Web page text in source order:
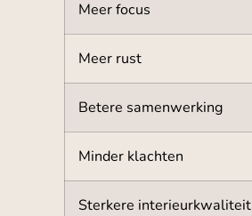
Meer focus
Meer rust
Betere samenwerking
Minder klachten
Sterkere interieurkwaliteit